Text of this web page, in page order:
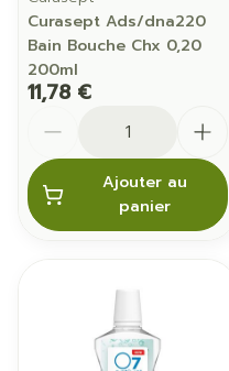
Curasept Ads/dna220
Bain Bouche Chx 0,20
200ml
11,78 €
Ajouter au
panier